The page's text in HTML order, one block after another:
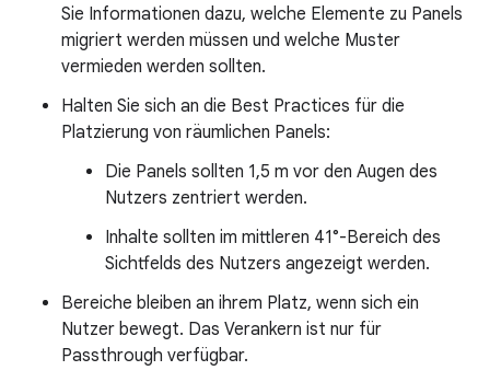
Sie Informationen dazu, welche Elemente zu Panels
migriert werden müssen und welche Muster
vermieden werden sollten.
Halten Sie sich an die Best Practices für die
Platzierung von räumlichen Panels:
Die Panels sollten 1,5 m vor den Augen des
Nutzers zentriert werden.
Inhalte sollten im mittleren 41°-Bereich des
Sichtfelds des Nutzers angezeigt werden.
Bereiche bleiben an ihrem Platz, wenn sich ein
Nutzer bewegt. Das Verankern ist nur für
Passthrough verfügbar.